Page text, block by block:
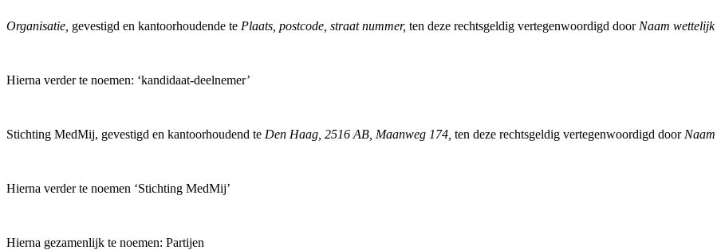
Organisatie, gevestigd en kantoorhoudende te Plaats, postcode, straat nummer, ten deze rechtsgeldig vertegenwoordigd door Naam wettelijk
Hierna verder te noemen: ‘kandidaat-deelnemer’
Stichting MedMij, gevestigd en kantoorhoudend te Den Haag, 2516 AB, Maanweg 174, ten deze rechtsgeldig vertegenwoordigd door
Hierna verder te noemen ‘Stichting MedMij’
Hierna gezamenlijk te noemen: Partijen